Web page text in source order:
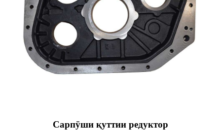
Сарпӯши қуттии редуктор